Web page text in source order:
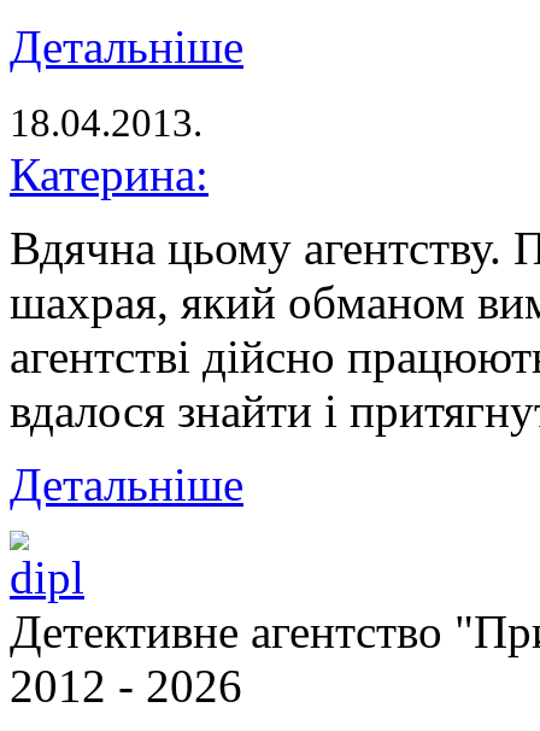
Детальніше
18.04.2013.
Катерина:
Вдячна цьому агентству.
шахрая, який обманом
агентстві дійсно
вдалося знайти і
Детальніше
Детективне агентство
2012 - 2026